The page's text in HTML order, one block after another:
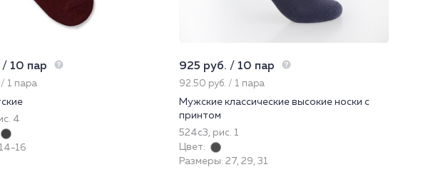
/ 10 пар
1 пара
4
16
925 руб. / 10 пар
92.50 руб. / 1 пара
Мужские классические высокие носки с
принтом
524с3, рис. 1
Цвет:
Размеры: 27, 29, 31